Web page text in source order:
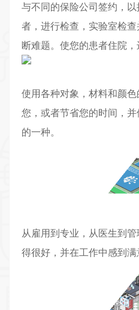
与不同的保险公司签约，
者，进行检查，实验室检
断难题。使您的患者住院，
使用各种对象，材料和颜
您，或者节省您的时间，
的一种。
从雇用到专业，从医生到
得很好，并在工作中感到满